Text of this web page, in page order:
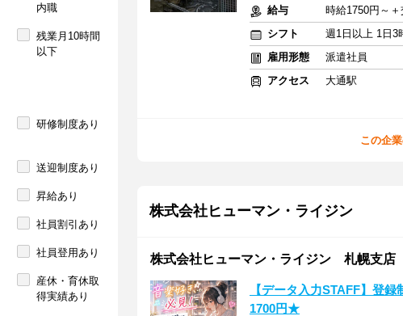
内職
残業月10時間
以下
研修制度あり
送迎制度あり
昇給あり
社員割引あり
社員登用あり
産休・育休取
得実績あり
給与
時給1750円～
シフト
週1日以上 1日3
雇用形態
派遣社員
アクセス
大通駅
この企
株式会社ヒューマン・ライジン
株式会社ヒューマン・ライジン 札幌支店
【データ入力STAFF】登
1700円★